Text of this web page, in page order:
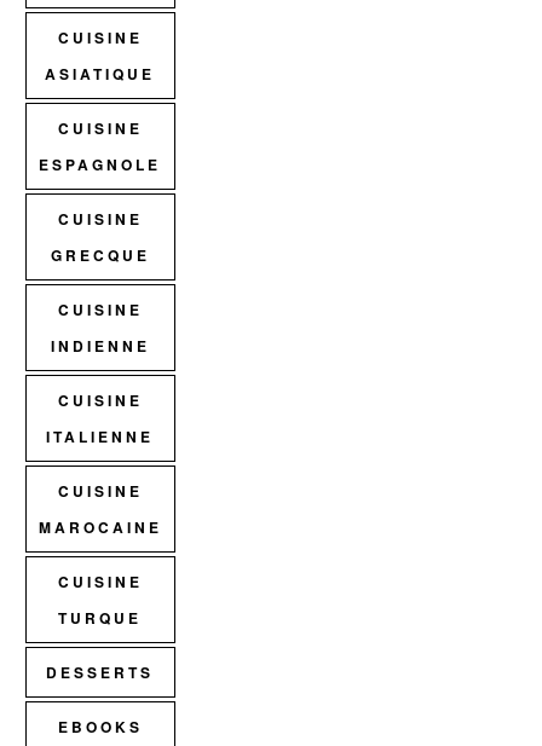
CUISINE
ASIATIQUE
CUISINE
ESPAGNOLE
CUISINE
GRECQUE
CUISINE
INDIENNE
CUISINE
ITALIENNE
CUISINE
MAROCAINE
CUISINE
TURQUE
DESSERTS
EBOOKS